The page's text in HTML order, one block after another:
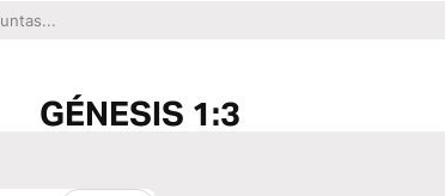
GÉNESIS 1:3